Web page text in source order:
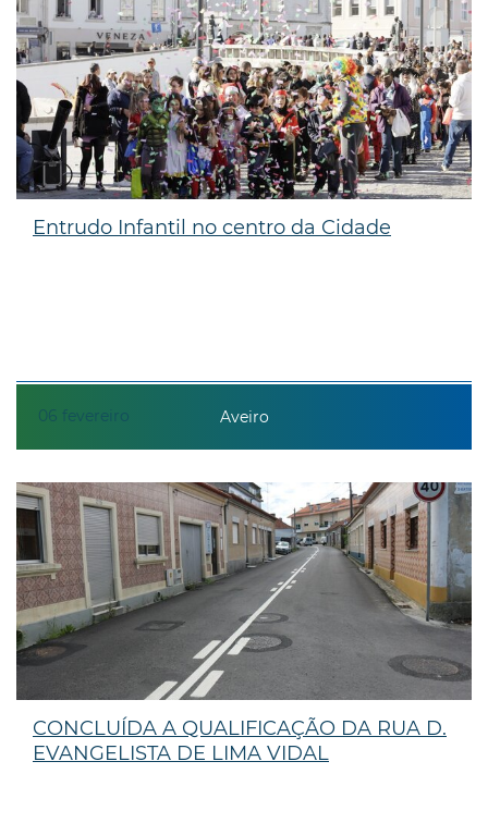
06 fevereiro
Entrudo Infantil no centro da Cidade
Aveiro
CONCLUÍDA A QUALIFICAÇÃO DA RUA D.
EVANGELISTA DE LIMA VIDAL